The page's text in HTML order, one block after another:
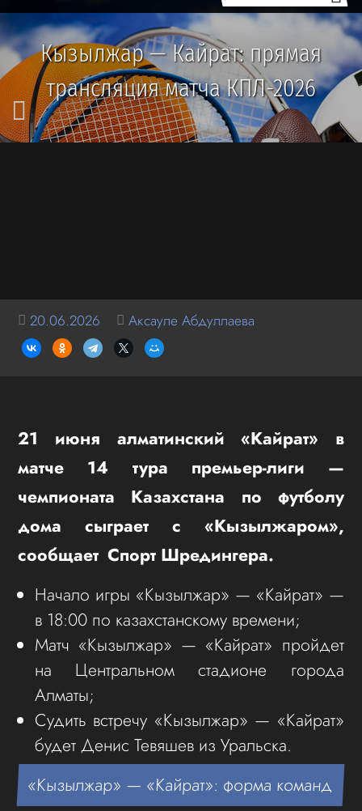
Кызылжар — Кайрат: прямая
трансляция матча КПЛ-2026
20.06.2026 Аксауле Абдуллаева
21 июня алматинский «Кайрат» в
матче 14 тура премьер-лиги —
чемпионата Казахстана по футболу
дома сыграет с «Кызылжаром»,
сообщает Спорт Шредингера.
Начало игры «Кызылжар» — «Кайрат» —
в 18:00 по казахстанскому времени;
Матч «Кызылжар» — «Кайрат» пройдет
на Центральном стадионе города
Алматы;
Судить встречу «Кызылжар» — «Кайрат»
будет Денис Тевяшев из Уральска.
«Кызылжар» — «Кайрат»: форма команд